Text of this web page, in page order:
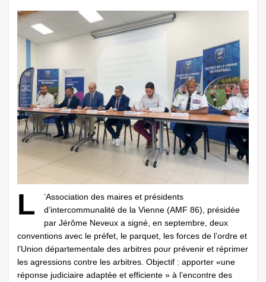
L
’Association des maires et présidents
d’intercommunalité de la Vienne (AMF 86), présidée
par Jérôme Neveux a signé, en septembre, deux
conventions avec le préfet, le parquet, les forces de l’ordre et
l’Union départementale des arbitres pour prévenir et réprimer
les agressions contre les arbitres. Objectif : apporter «une
réponse judiciaire adaptée et efficiente » à l’encontre des